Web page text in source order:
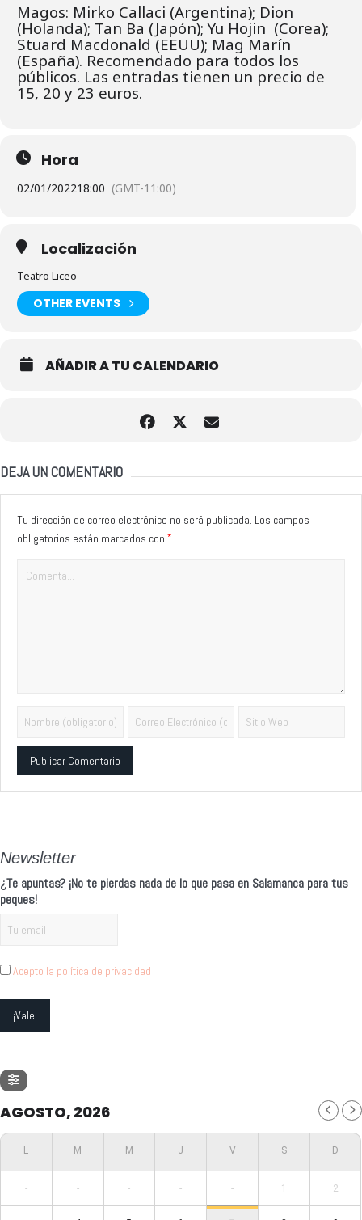
Magos: Mirko Callaci (Argentina); Dion
(Holanda); Tan Ba (Japón); Yu Hojin (Corea);
Stuard Macdonald (EEUU); Mag Marín
(España). Recomendado para todos los
públicos. Las entradas tienen un precio de
15, 20 y 23 euros.
Hora
02/01/202218:00 (GMT-11:00)
Localización
Teatro Liceo
OTHER EVENTS
AÑADIR A TU CALENDARIO
DEJA UN COMENTARIO
Tu dirección de correo electrónico no será publicada. Los campos
obligatorios están marcados con *
Newsletter
¿Te apuntas? ¡No te pierdas nada de lo que pasa en Salamanca para tus
peques!
Acepto la política de privacidad
AGOSTO, 2026
- - - - - 1 2